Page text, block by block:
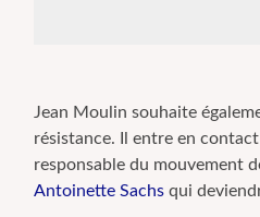
Jean Moulin souhaite
résistance. Il entre en contact
responsable du mouvement
Antoinette Sachsqui